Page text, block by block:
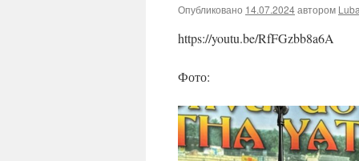
Опубликовано 14.07.2024автором
https://youtu.be/RfFGzbb8a6A
Фото: